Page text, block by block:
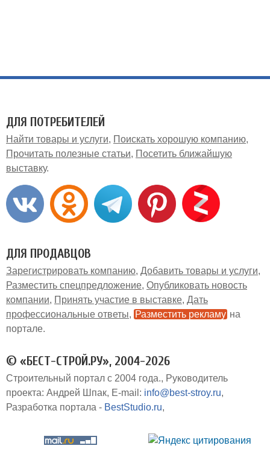
ДЛЯ ПОТРЕБИТЕЛЕЙ
Найти товары и услуги
Поискать хорошую компанию
Прочитать полезные статьи
Посетить ближайшую
выставку
ДЛЯ ПРОДАВЦОВ
Зарегистрировать компанию Добавить товары и услуги
Разместить спецпредложение Опубликовать новость
компании
Принять участие в выставке Дать
профессиональные ответы
Разместить рекламу на
портале
© «БЕСТ-СТРОЙ.РУ», 2004-2026
Строительный портал с 2004 года.
Руководитель
проекта: Андрей Шпак E-mail: info@best-stroy.ru
Разработка портала - BestStudio.ru